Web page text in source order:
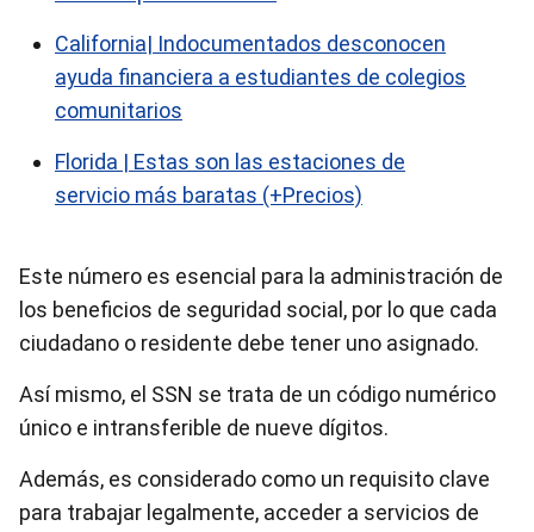
California| Indocumentados desconocen
ayuda financiera a estudiantes de colegios
comunitarios
Florida | Estas son las estaciones de
servicio más baratas (+Precios)
Este número es esencial para la administración de
los beneficios de seguridad social, por lo que cada
ciudadano o residente debe tener uno asignado.
Así mismo, el SSN se trata de un código numérico
único e intransferible de nueve dígitos.
Además, es considerado como un requisito clave
para trabajar legalmente, acceder a servicios de